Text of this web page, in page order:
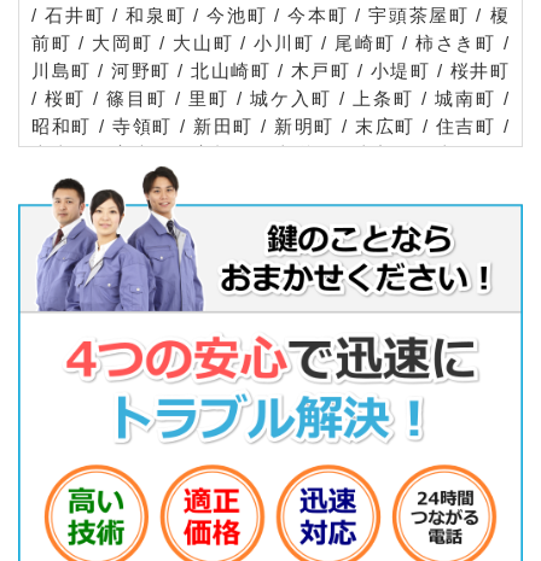
/ 石井町 / 和泉町 / 今池町 / 今本町 / 宇頭茶屋町 / 榎
前町 / 大岡町 / 大山町 / 小川町 / 尾崎町 / 柿さき町 /
川島町 / 河野町 / 北山崎町 / 木戸町 / 小堤町 / 桜井町
/ 桜町 / 篠目町 / 里町 / 城ケ入町 / 上条町 / 城南町 /
昭和町 / 寺領町 / 新田町 / 新明町 / 末広町 / 住吉町 /
大東町 / 高木町 / 高棚町 / 東栄町 / 東新町 / 東明町 /
錦町 / 西別所町 / 二本木新町 / 二本木町 / 根崎町 / 野
寺町 / 橋目町 / 花ノ木町 / 浜富町 / 浜屋町 / 東端町 /
東別所町 / 東町 / 日の出町 / 姫小川町 / 百石町 / 福釜
町 / 藤井町 / 古井町 / 別郷町 / 弁天町 / 法連町 / 堀内
町 / 三河安城町 / 三河安城東町 / 三河安城本町 / 三河
安城南町 / 美園町 / 緑町 / 南町 / 箕輪町 / 御幸本町 /
村高町 / 明治本町 / 山崎町 / 横山町